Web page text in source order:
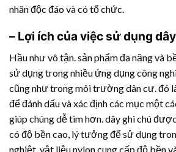
nhãn độc đáo và có tổ chức.
– Lợi ích của việc sử dụng
Hầu như vô tận. sản phẩm đa năng và
sử dụng trong nhiều ứng dụng công
cũng như trong môi trường dân cư. đó
để đánh dấu và xác định các mục một
giúp chúng dễ tìm hơn. dây ghi chú
có độ bền cao, lý tưởng để sử dụng
nghiệt. vật liệu nylon cung cấp độ bền